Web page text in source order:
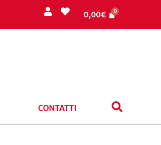
0,00€
CONTATTI